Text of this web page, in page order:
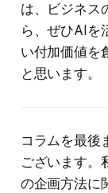
は、ビジネス
ら、ぜひAIを
い付加価値を
と思います。
コラムを最後
ございます。
の企画方法に